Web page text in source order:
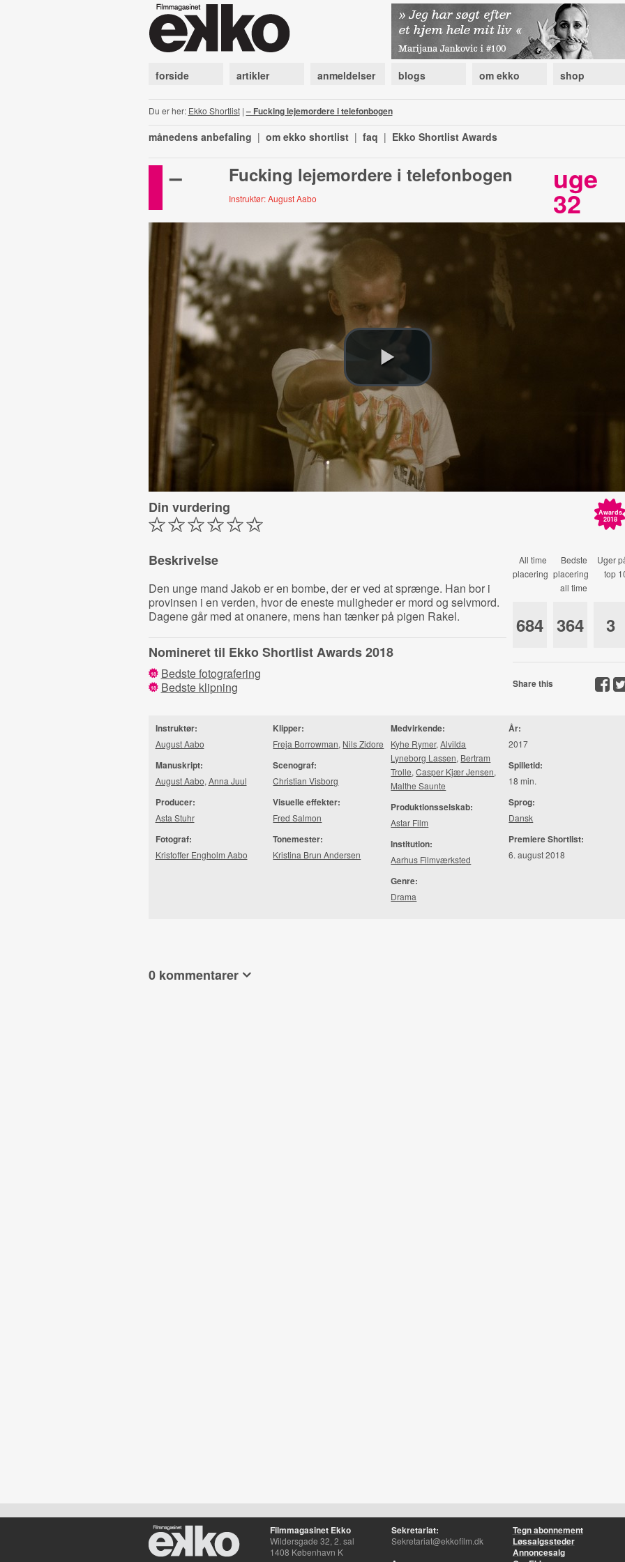
forside artikler anmeldelser blogs om ekko shop
Du er her: Ekko Shortlist| – Fucking lejemordere i telefonbogen
månedens anbefaling | om ekko shortlist | faq | Ekko Shortlist Awards
– Fucking lejemordere i telefonbogen
Instruktør: August Aabo
uge
32
Din vurdering Awards
2018
Beskrivelse
Den unge mand Jakob er en bombe, der er ved at sprænge. Han bor i
provinsen i en verden, hvor de eneste muligheder er mord og selvmord.
Dagene går med at onanere, mens han tænker på pigen Rakel.
Nomineret til Ekko Shortlist Awards 2018
18 Bedste fotografering
18 Bedste klipning
All time
placering
Bedste
placering
all time
Uger
top
684 364 3
Share this
Instruktør:
August Aabo
Manuskript:
August Aabo, Anna Juul
Producer:
Asta Stuhr
Fotograf:
Kristoffer Engholm Aabo
Klipper:
Freja Borrowman, Nils Zidore
Scenograf:
Christian Visborg
Visuelle effekter:
Fred Salmon
Tonemester:
Kristina Brun Andersen
Medvirkende:
Kyhe Rymer,Alvilda
Lyneborg Lassen, Bertram
Trolle,Casper Kjær Jensen,
Malthe Saunte
Produktionsselskab:
Astar Film
Institution:
Aarhus Filmværksted
Genre:
Drama
År:
2017
Spilletid:
18 min.
Sprog:
Dansk
Premiere Shortlist:
6. august 2018
0 kommentarer
Filmmagasinet Ekko
Wildersgade 32, 2. sal
1408 København K
Sekretariat:
Sekretariat@ekkofilm.dk
Tegn abonnement
Løssalgssteder
Annoncesalg